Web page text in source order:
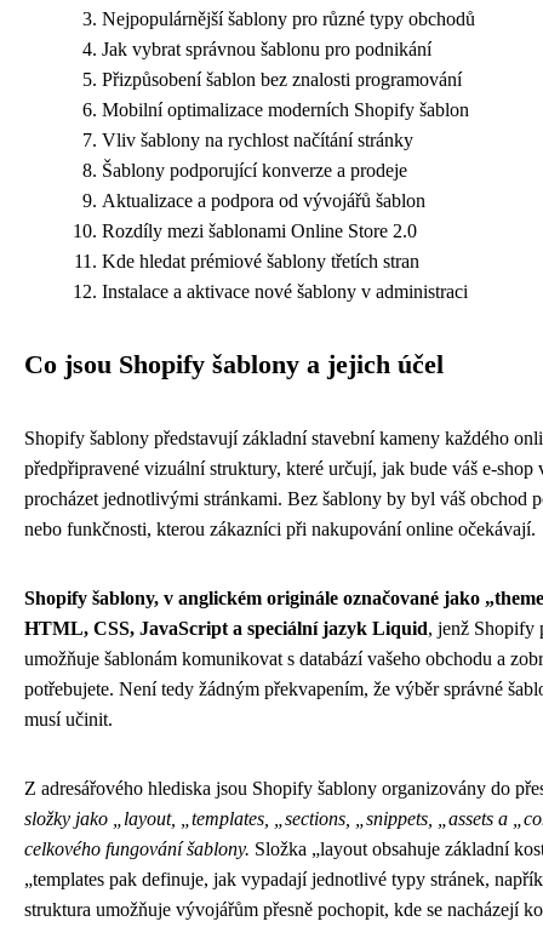
Nejpopulárnější šablony pro různé typy obchodů
Jak vybrat správnou šablonu pro podnikání
Přizpůsobení šablon bez znalosti programování
Mobilní optimalizace moderních Shopify šablon
Vliv šablony na rychlost načítání stránky
Šablony podporující konverze a prodeje
Aktualizace a podpora od vývojářů šablon
Rozdíly mezi šablonami Online Store 2.0
Kde hledat prémiové šablony třetích stran
Instalace a aktivace nové šablony v administraci
Co jsou Shopify šablony a jejich účel
Shopify šablony představují základní stavební kameny každého
předpřipravené vizuální struktury, které určují, jak bude váš e-
procházet jednotlivými stránkami. Bez šablony by byl váš obchod
nebo funkčnosti, kterou zákazníci při nakupování online očekávají.
Shopify šablony, v anglickém originále označované jako
HTML, CSS, JavaScript a speciální jazyk Liquid, jenž Shopify
umožňuje šablonám komunikovat s databází vašeho obchodu a
potřebujete. Není tedy žádným překvapením, že výběr správné
musí učinit.
Z adresářového hlediska jsou Shopify šablony organizovány do
složky jako „layout, „templates, „sections, „snippets, „assets a
celkového fungování šablony. Složka „layout obsahuje základní
„templates pak definuje, jak vypadají jednotlivé typy stránek,
struktura umožňuje vývojářům přesně pochopit, kde se nacházejí